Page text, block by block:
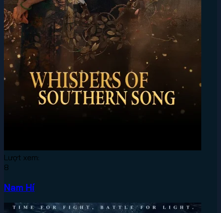
Lượt xem:
8
Nam Hí